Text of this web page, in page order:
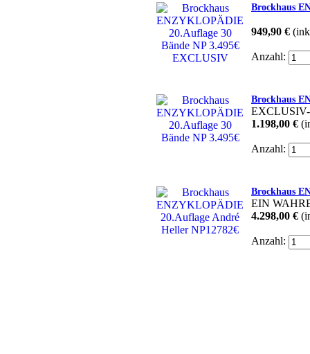
Brockhaus
949,90 €
Anzahl:
Brockhaus
1.198,00 €
Anzahl:
Brockhaus
EIN
4.298,00 €
Anzahl: